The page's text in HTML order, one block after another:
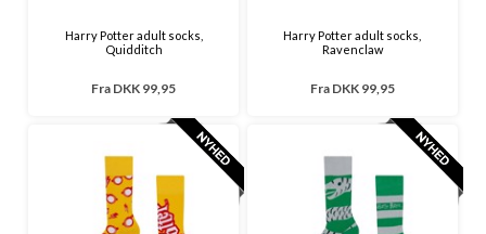
Harry Potter adult socks,
Quidditch
Fra DKK 99,95
Harry Potter adult socks,
Ravenclaw
Fra DKK 99,95